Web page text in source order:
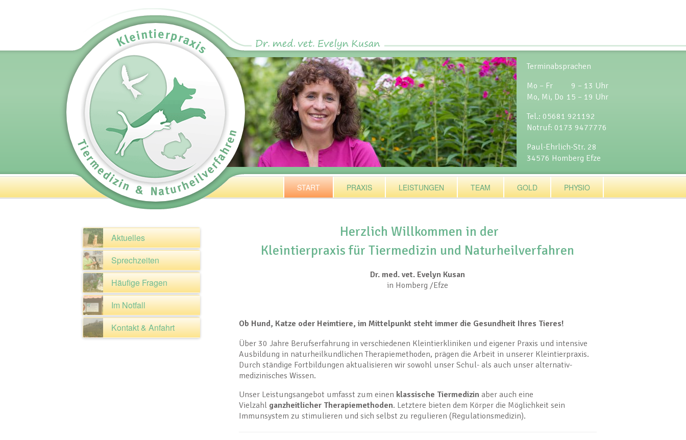
1
2
3
Terminabsprachen
Mo – Fr
9 – 13 Uhr
Mo, Mi, Do 15 – 19 Uhr
Tel.: 05681 921192
Notruf: 0173 9477776
Paul-Ehrlich-Str. 28
34576 Homberg Efze
START PRAXIS LEISTUNGEN TEAM GOLD PHYSIO
Aktuelles
Sprechzeiten
Häufige Fragen
Im Notfall
Kontakt & Anfahrt
Herzlich Willkommen in der
Kleintierpraxis für Tiermedizin und Naturheilverfahren
Dr. med. vet. Evelyn Kusan
in Homberg /Efze
Ob Hund, Katze oder Heimtiere, im Mittelpunkt steht immer die Gesundheit Ihres Tieres!
Über 30 Jahre Berufserfahrung in verschiedenen Kleintierkliniken und eigener Praxis und intensive
Ausbildung in naturheilkundlichen Therapiemethoden, prägen die Arbeit in unserer Kleintierpraxis.
Durch ständige Fortbildungen aktualisieren wir sowohl unser Schul- als auch unser alternativ-
medizinisches Wissen.
Unser Leistungsangebot umfasst zum einen klassische Tiermedizin aber auch eine
Vielzahl ganzheitlicher Therapiemethoden. Letztere bieten dem Körper die Möglichkeit sein
Immunsystem zu stimulieren und sich selbst zu regulieren (Regulationsmedizin).